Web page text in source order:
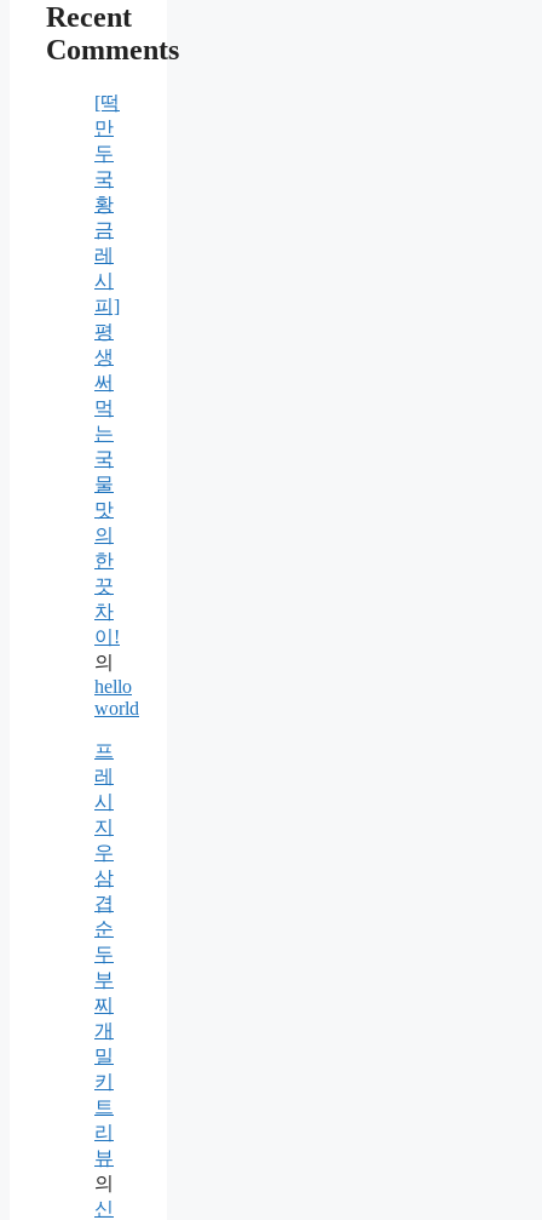
Recent
Comments
[떡
만
두
국
황
금
레
시
피]
평
생
써
먹
는
국
물
맛
의
한
끗
차
이!
의
hello
world
프
레
시
지
우
삼
겹
순
두
부
찌
개
밀
키
트
리
뷰
의
신